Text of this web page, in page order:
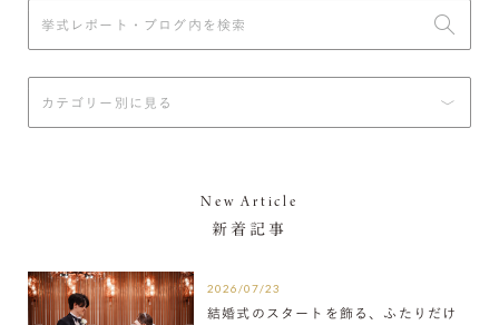
New Article
新着記事
2026/07/23
結婚式のスタートを飾る、ふたりだけ